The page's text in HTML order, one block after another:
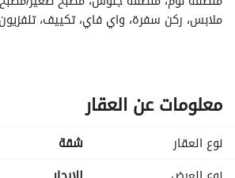
ملابس، ركن سفرة، واي فاي، تكييف، تلفزيون
معلومات عن العقار
نوع العقار
شقة